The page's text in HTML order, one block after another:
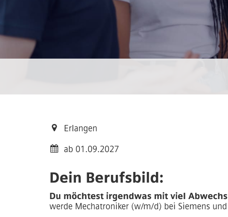
Erlangen
ab 01.09.2027
Dein Berufsbild:
Du möchtest irgendwas mit viel
werde Mechatroniker (w/m/d) bei Siemens